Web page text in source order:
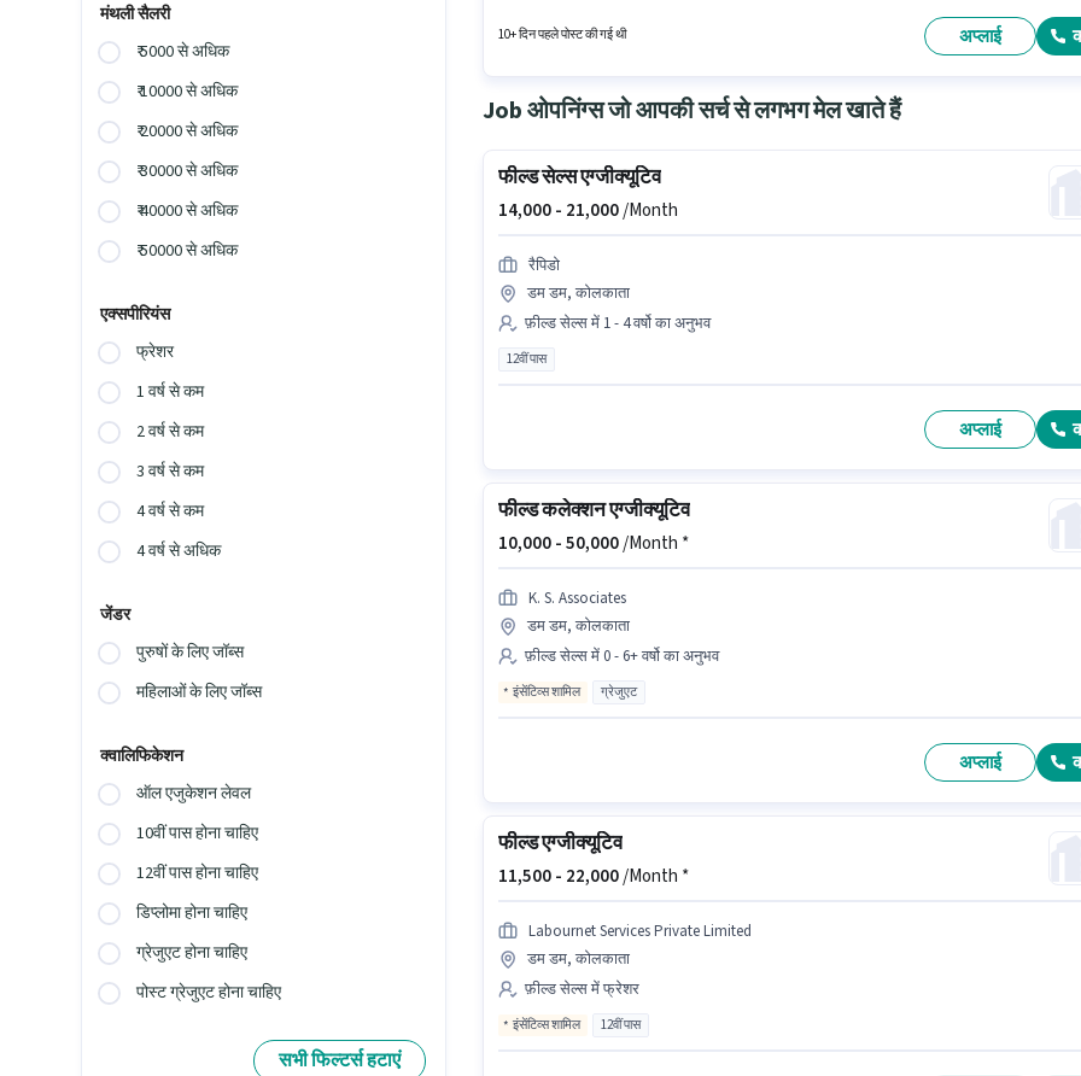
मंथली सैलरी
₹ 5000 से अधिक
₹ 10000 से अधिक
₹ 20000 से अधिक
₹ 30000 से अधिक
₹ 40000 से अधिक
₹ 50000 से अधिक
एक्सपीरियंस
फ्रेशर
1 वर्ष से कम
2 वर्ष से कम
3 वर्ष से कम
4 वर्ष से कम
4 वर्ष से अधिक
जेंडर
पुरुषों के लिए जॉब्स
महिलाओं के लिए जॉब्स
क्वालिफिकेशन
ऑल एजुकेशन लेवल
10वीं पास होना चाहिए
12वीं पास होना चाहिए
डिप्लोमा होना चाहिए
ग्रेजुएट होना चाहिए
पोस्ट ग्रेजुएट होना चाहिए
सभी फिल्टर्स हटाएं
10+ दिन पहले पोस्ट की गई थी अप्लाई
Job ओपनिंग्स जो आपकी सर्च से लगभग मेल खाते हैं
फील्ड सेल्स एग्जीक्यूटिव
14,000 - 21,000/Month
रैपिडो
डम डम, कोलकाता
फ़ील्ड सेल्स में 1 - 4 वर्षो का अनुभव
12वीं पास
अप्लाई
फील्ड कलेक्शन एग्जीक्यूटिव
10,000 -50,000/Month *
K. S. Associates
डम डम, कोलकाता
फ़ील्ड सेल्स में 0 - 6+ वर्षो का अनुभव
इंसेंटिव्स शामिल ग्रेजुएट
अप्लाई
फील्ड एग्जीक्यूटिव
11,500 - 22,000/Month *
Labournet Services Private Limited
डम डम, कोलकाता
फ़ील्ड सेल्स में फ्रेशर
इंसेंटिव्स शामिल 12वीं पास